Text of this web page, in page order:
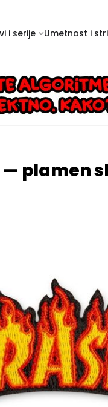
i serije Umetnost i
plamen